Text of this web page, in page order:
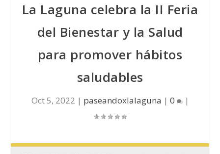
La Laguna celebra la II Feria
del Bienestar y la Salud
para promover hábitos
saludables
Oct 5, 2022 | paseandoxlalaguna | 0 |